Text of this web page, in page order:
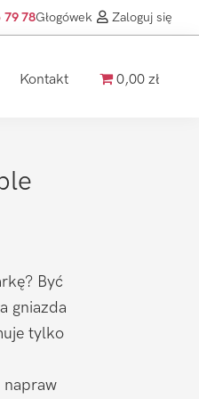
79 78Głogówek Zaloguj się
Kontakt 0,00 zł
Być
gniazda
tylko
napraw